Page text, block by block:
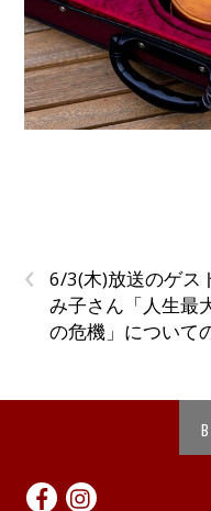
‹
6/3(木)放送のゲス
み子さん「人生最
の危機」について